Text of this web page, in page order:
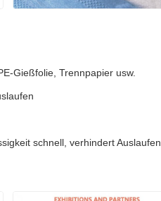
Gießfolie, Trennpapier usw.
schnell, verhindert Auslaufen